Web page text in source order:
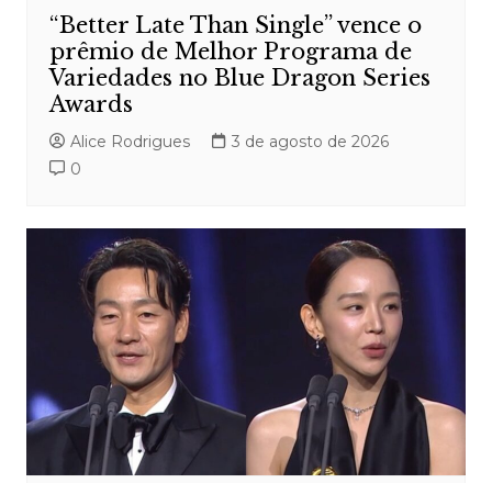
“Better Late Than Single” vence o
prêmio de Melhor Programa de
Variedades no Blue Dragon Series
Awards
Alice Rodrigues
3 de agosto de 2026
0